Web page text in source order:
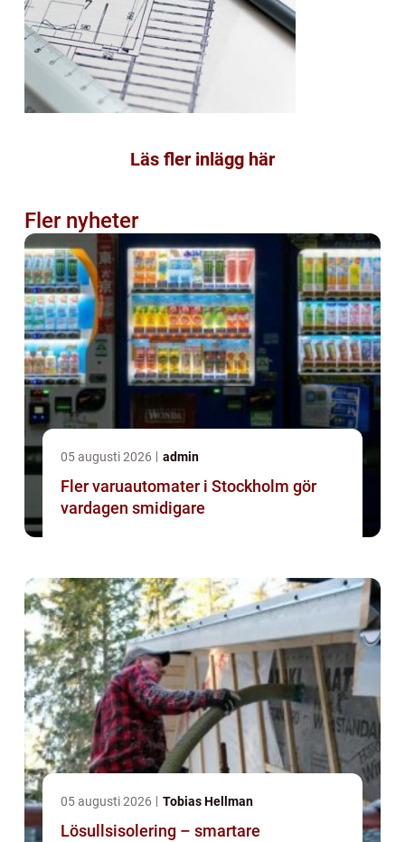
Läs fler inlägg här
Fler nyheter
05 augusti 2026 admin
Fler varuautomater i Stockholm gör
vardagen smidigare
05 augusti 2026 Tobias Hellman
Lösullsisolering – smartare